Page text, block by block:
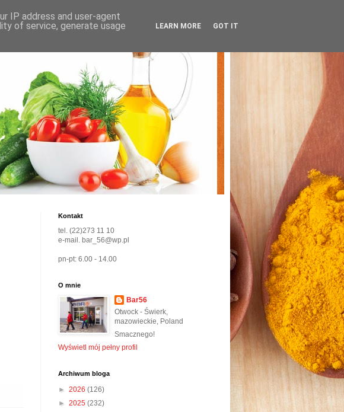
Kontakt
tel. (22)273 11 10
e-mail. bar_56@wp.pl
pn-pt: 6.00 - 14.00
O mnie
Bar56
Otwock - Świerk,
mazowieckie, Poland
Smacznego!
Wyświetl mój pełny profil
Archiwum bloga
► 2026 (126)
► 2025 (232)
IP address and user-agent
of service, generate usage
LEARN MORE GOT IT